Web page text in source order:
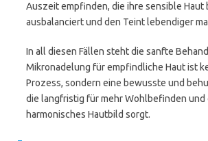
Auszeit empfinden, die ihre sensible Haut
ausbalanciert und den Teint lebendiger
In all diesen Fällen steht die sanfte
Mikronadelung für empfindliche Haut ist
Prozess, sondern eine bewusste und
die langfristig für mehr Wohlbefinden und
harmonisches Hautbild sorgt.